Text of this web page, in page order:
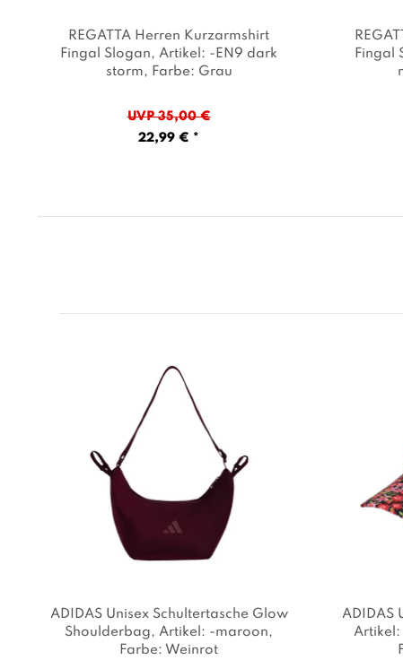
REGATTA Herren Kurzarmshirt
Fingal Slogan, Artikel: -EN9 dark
storm, Farbe: Grau
UVP 35,00 €
22,99 € *
Fingal
ADIDAS Unisex Schultertasche Glow
Shoulderbag, Artikel: -maroon,
Farbe: Weinrot
ADIDAS